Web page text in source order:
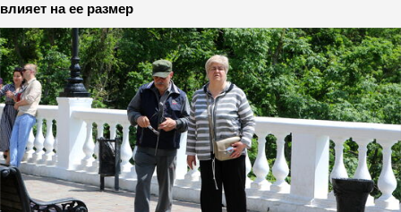
влияет на ее размер